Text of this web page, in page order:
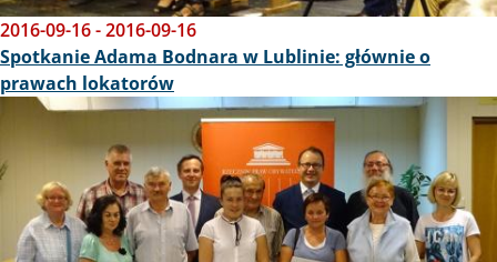
2016-09-16-2016-09-16
Spotkanie Adama Bodnara w Lublinie: głównie o
prawach lokatorów
Obraz